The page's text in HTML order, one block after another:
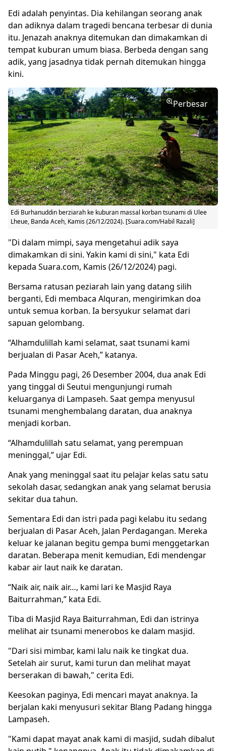
Edi adalah penyintas. Dia kehilangan seorang anak
dan adiknya dalam tragedi bencana terbesar di dunia
itu. Jenazah anaknya ditemukan dan dimakamkan di
tempat kuburan umum biasa. Berbeda dengan sang
adik, yang jasadnya tidak pernah ditemukan hingga
kini.
Perbesar
Edi Burhanuddin berziarah ke kuburan massal korban tsunami di Ulee
Lheue, Banda Aceh, Kamis (26/12/2024). [Suara.com/Habil Razali]
"Di dalam mimpi, saya mengetahui adik saya
dimakamkan di sini. Yakin kami di sini," kata Edi
kepada Suara.com, Kamis (26/12/2024) pagi.
Bersama ratusan peziarah lain yang datang silih
berganti, Edi membaca Alquran, mengirimkan doa
untuk semua korban. Ia bersyukur selamat dari
sapuan gelombang.
“Alhamdulillah kami selamat, saat tsunami kami
berjualan di Pasar Aceh,” katanya.
Pada Minggu pagi, 26 Desember 2004, dua anak Edi
yang tinggal di Seutui mengunjungi rumah
keluarganya di Lampaseh. Saat gempa menyusul
tsunami menghembalang daratan, dua anaknya
menjadi korban.
“Alhamdulillah satu selamat, yang perempuan
meninggal,” ujar Edi.
Anak yang meninggal saat itu pelajar kelas satu satu
sekolah dasar, sedangkan anak yang selamat berusia
sekitar dua tahun.
Sementara Edi dan istri pada pagi kelabu itu sedang
berjualan di Pasar Aceh, Jalan Perdagangan. Mereka
keluar ke jalanan begitu gempa bumi menggetarkan
daratan. Beberapa menit kemudian, Edi mendengar
kabar air laut naik ke daratan.
“Naik air, naik air…, kami lari ke Masjid Raya
Baiturrahman,” kata Edi.
Tiba di Masjid Raya Baiturrahman, Edi dan istrinya
melihat air tsunami menerobos ke dalam masjid.
"Dari sisi mimbar, kami lalu naik ke tingkat dua.
Setelah air surut, kami turun dan melihat mayat
berserakan di bawah," cerita Edi.
Keesokan paginya, Edi mencari mayat anaknya. Ia
berjalan kaki menyusuri sekitar Blang Padang hingga
Lampaseh.
"Kami dapat mayat anak kami di masjid, sudah dibalut